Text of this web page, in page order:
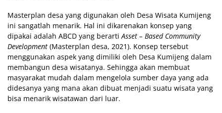
Masterplan desa yang digunakan oleh Desa Wisata Kumijeng
ini sangatlah menarik. Hal ini dikarenakan konsep yang
dipakai adalah ABCD yang berartiAsset – Based Community
Development (Masterplan desa, 2021). Konsep tersebut
menggunakan aspek yang dimiliki oleh Desa Kumijeng dalam
membangun desa wisatanya. Sehingga akan membuat
masyarakat mudah dalam mengelola sumber daya yang ada
didesanya yang mana akan dibuat menjadi suatu wisata yang
bisa menarik wisatawan dari luar.